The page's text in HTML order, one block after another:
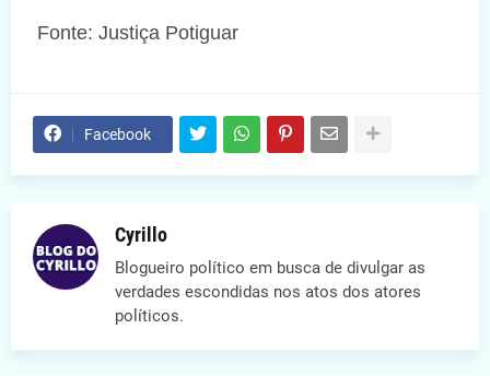
Fonte: Justiça Potiguar
Facebook
Cyrillo
Blogueiro político em busca de divulgar as
verdades escondidas nos atos dos atores
políticos.